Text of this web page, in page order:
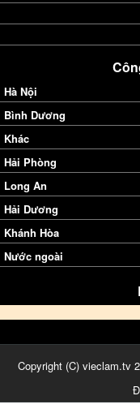
Hà Nội
Bình Dương
Khác
Hải Phòng
Long An
Hải Dương
Khánh Hòa
Nước ngoài
Copyright (C) vieclam.tv